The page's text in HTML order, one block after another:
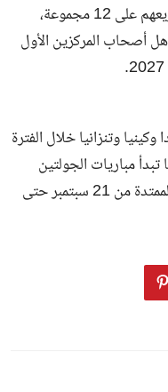
تشارك في التصفيات 48 منتخبًا يتم توزيعهم على 12 مجموعة،
أصحاب المركزين الأول
وتنزانيا خلال الفترة
حتى 17 يوليو 2027. فيما تبدأ مباريات الجولتين
الأولى والثانية من التصفيات في الفترة الممتدة من 21 سبتمبر حتى